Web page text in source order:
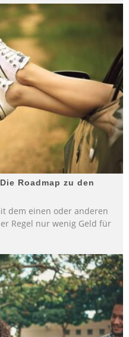
Roadmap zu den
dem einen oder anderen
Regel nur wenig Geld für